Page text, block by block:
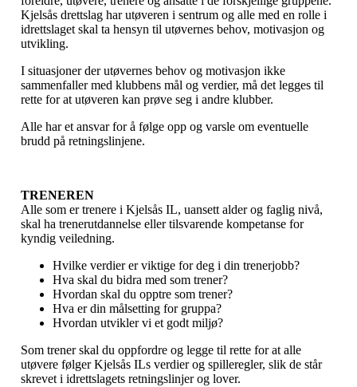
Kjelsås drettslag har utøveren i sentrum og alle med en rolle i
idrettslaget skal ta hensyn til utøvernes behov, motivasjon og
utvikling.
I situasjoner der utøvernes behov og motivasjon ikke
sammenfaller med klubbens mål og verdier, må det legges til
rette for at utøveren kan prøve seg i andre klubber.
Alle har et ansvar for å følge opp og varsle om eventuelle
brudd på retningslinjene.
TRENEREN
Alle som er trenere i Kjelsås IL, uansett alder og faglig nivå,
skal ha trenerutdannelse eller tilsvarende kompetanse for
kyndig veiledning.
Hvilke verdier er viktige for deg i din trenerjobb?
Hva skal du bidra med som trener?
Hvordan skal du opptre som trener?
Hva er din målsetting for gruppa?
Hvordan utvikler vi et godt miljø?
Som trener skal du oppfordre og legge til rette for at alle
utøvere følger Kjelsås ILs verdier og spilleregler, slik de står
skrevet i idrettslagets retningslinjer og lover.